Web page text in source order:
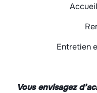
Entretien
Vous envisagez